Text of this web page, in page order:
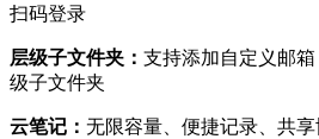
扫码登录
层级子文件夹： 支持添加自定义邮
级子文件夹
云笔记： 无限容量、便捷记录、共